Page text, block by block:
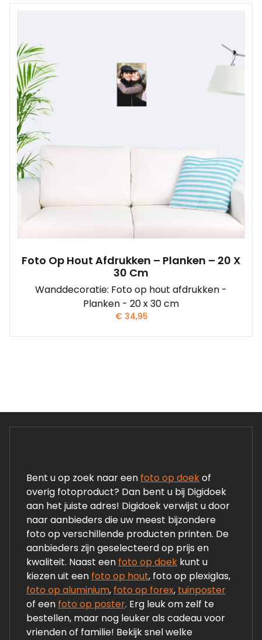
Foto Op Hout Afdrukken – Planken – 20 X
30 Cm
Wanddecoratie: Foto op hout afdrukken -
Planken - 20 x 30 cm
€34,95
Bent u op zoek naar een foto op doekof
overig fotoproduct? Dan bent u bij Digidoek
aan het juiste adres! Digidoek verwijst u door
naar aanbieders die uw meest bijzondere
foto op verschillende producten printen. De
aanbieders zijn geselecteerd op prijs en
kwaliteit. Naast een foto op doek kunt u
kiezen uit een foto op hout, foto op plexiglas,
foto op aluminium, foto op forex, tuinposter
of een foto op poster. Erg leuk om zelf te
bestellen, maar nog leuker als cadeau voor
vrienden of familie! Bekijk snel welke